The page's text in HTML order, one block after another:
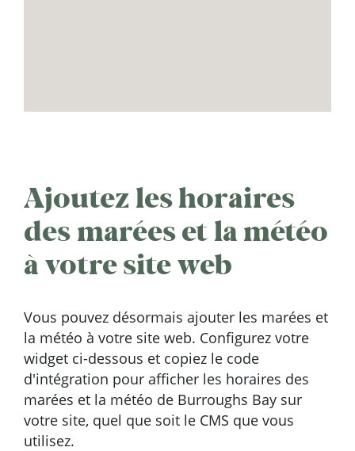
Ajoutez les horaires
des marées et la météo
à votre site web
Vous pouvez désormais ajouter les marées et
la météo à votre site web. Configurez votre
widget ci-dessous et copiez le code
d'intégration pour afficher les horaires des
marées et la météo de Burroughs Bay sur
votre site, quel que soit le CMS que vous
utilisez.